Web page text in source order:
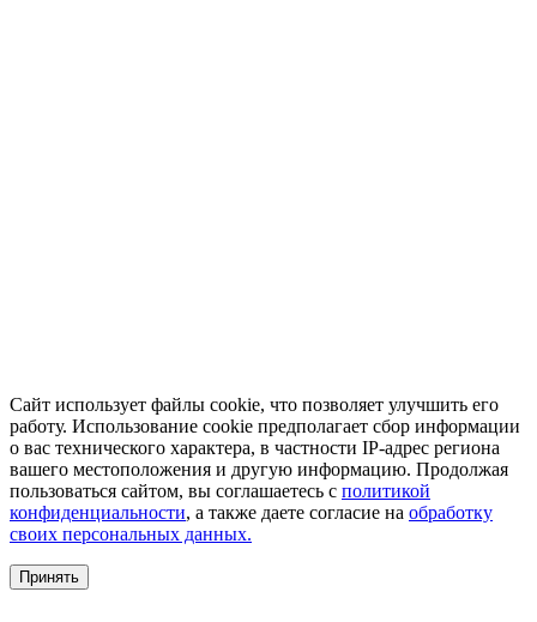
Сайт использует файлы cookie, что позволяет улучшить его
работу. Использование cookie предполагает сбор информации
о вас технического характера, в частности IP-адрес региона
вашего местоположения и другую информацию. Продолжая
пользоваться сайтом, вы соглашаетесь с политикой
конфиденциальности, а также даете согласие на обработку
своих персональных данных.
Принять